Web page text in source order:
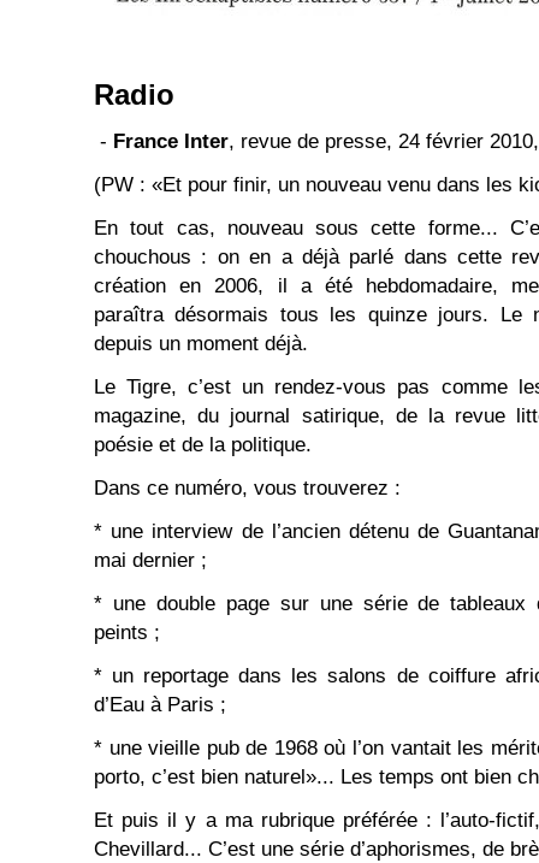
Radio
- France Inter, revue de presse, 24 février
(PW : «Et pour finir, un nouveau venu dans les
En tout cas, nouveau sous cette forme...
chouchous : on en a déjà parlé dans cette
création en 2006, il a été hebdomadaire,
paraîtra désormais tous les quinze jours. Le
depuis un moment déjà.
Le Tigre, c’est un rendez-vous pas comme
magazine, du journal satirique, de la revue
poésie et de la politique.
Dans ce numéro, vous trouverez :
* une interview de l’ancien détenu de
mai dernier ;
* une double page sur une série de tableaux
peints ;
* un reportage dans les salons de coiffure
d’Eau à Paris ;
* une vieille pub de 1968 où l’on vantait les
porto, c’est bien naturel»... Les temps ont bien
Et puis il y a ma rubrique préférée : l’auto-
Chevillard... C’est une série d’aphorismes, de